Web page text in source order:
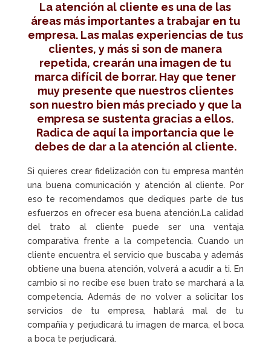
La atención al cliente es una de las
áreas más importantes a trabajar en tu
empresa. Las malas experiencias de tus
clientes, y más si son de manera
repetida, crearán una imagen de tu
marca difícil de borrar. Hay que tener
muy presente que nuestros clientes
son nuestro bien más preciado y que la
empresa se sustenta gracias a ellos.
Radica de aquí la importancia que le
debes de dar a la atención al cliente.
Si quieres crear fidelización con tu empresa mantén
una buena comunicación y atención al cliente. Por
eso te recomendamos que dediques parte de tus
esfuerzos en ofrecer esa buena atención.La calidad
del trato al cliente puede ser una ventaja
comparativa frente a la competencia. Cuando un
cliente encuentra el servicio que buscaba y además
obtiene una buena atención, volverá a acudir a ti. En
cambio si no recibe ese buen trato se marchará a la
competencia. Además de no volver a solicitar los
servicios de tu empresa, hablará mal de tu
compañía y perjudicará tu imagen de marca, el boca
a boca te perjudicará.